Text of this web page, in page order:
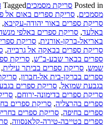
about
"משרד
ללא
נייר"
במשרדי
עורכי
הדין
Posted in סריקת מסמכיםTagged
מסמכים, סריקת ספרים באום אל
סריקת ספרים באור יהודה-עקיבא,
באלעד, סריקת ספרים באלפי
באריאל-ברקן-אורנית, סריקת
סריקת ספרים בבאקה אל גרבייה,
ספרים בבאר שבע-ב"ש, סריקת
שמש, סריקת ספרים בביתר עילית,
ספרים בברקן-בית אל-חברון,
בגבעת שמואל, סריקת ספרים
סריקת ספרים בדימונה-ירוחם,
ספרים בהרצליה, סריקת ספרים
ספרים בחיפה, סריקת ספרים
ספרים בטייבה-טירה-קלאנסווה,